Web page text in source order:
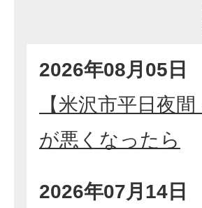
2026年08月05日
【米沢市平日夜
が悪くなったら
2026年07月14日